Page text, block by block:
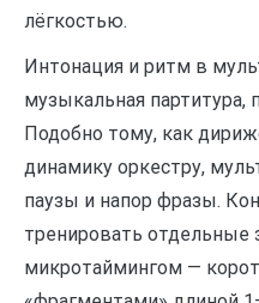
лёгкостью.
Интонация и ритм в
музыкальная партитура,
Подобно тому, как
динамику оркестру,
паузы и напор фразы.
тренировать отдельные
микротаймингом —